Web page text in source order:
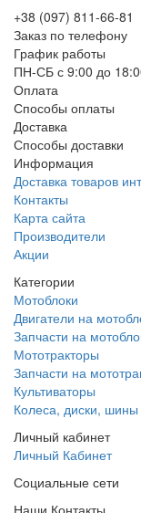
+38 (097) 811-66-81
Заказ по телефону
График работы
ПН-СБ с 9:00 до
Оплата
Способы оплаты
Доставка
Способы доставки
Информация
Доставка товаров
Контакты
Карта сайта
Производители
Акции
Категории
Мотоблоки
Двигатели на
Запчасти на
Мототракторы
Запчасти на
Культиваторы
Колеса, диски, шины
Личный кабинет
Личный Кабинет
Социальные сети